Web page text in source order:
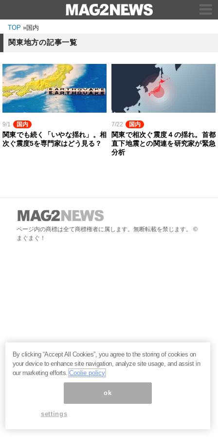
TOP »国内
関東地方の記事一覧
9/1 国内
関東でも続く「いやな揺れ」。相
次ぐ震度5を専門家はどう見る？
7/22 国内
関東で相次ぐ震度４の揺れ。首都
直下地震との関連を研究家が緊急
分析
ページ内の商標は全て商標権者に属します。無断転載を禁じます。 ©
まぐまぐ！
By clicking “Accept All Cookies”, you agree to the storing of cookies on
your device to enhance site navigation, analyze site usage, and assist in
our marketing efforts.Coolie policy
ok
settings